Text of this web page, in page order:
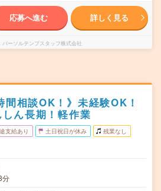
応募へ進む 詳しく見る
パーソルテンプスタッフ株式会社
相談OK！》未経験OK！
ん長期！軽作業
支給あり 土日祝日が休み 残業なし
分